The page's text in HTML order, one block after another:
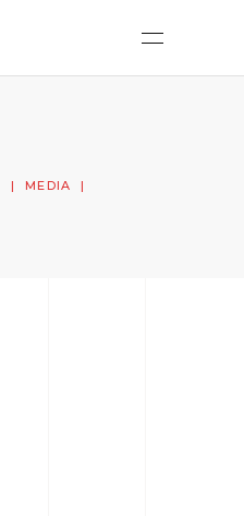
|MEDIA |